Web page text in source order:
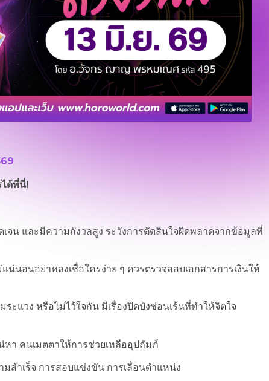
ได้ที่นี่!
จน และมีความกังวลสูง ระวังการตัดสินใจผิดพลาดจากข้อมูลที่
น่นอนอย่าหลงเชื่อใครง่าย ๆ ควรตรวจสอบเอกสารการเงินให้
ะแวง หรือไม่ไว้ใจกัน มีเรื่องปิดบังซ่อนเร้นที่ทำให้จิตใจ
หา คนเมตตาให้การช่วยเหลืออุปถัมภ์
มสำเร็จ การสอบแข่งขัน การเลื่อนตำแหน่ง